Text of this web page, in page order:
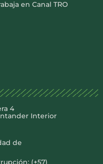
en Canal TRO
4
Interior
de
(+57)